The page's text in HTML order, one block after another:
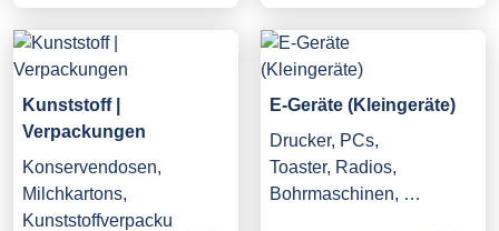
Kunststoff |
Verpackungen
Konservendosen,
Milchkartons,
Kunststoffverpacku
E-Geräte (Kleingeräte)
Drucker, PCs,
Toaster, Radios,
Bohrmaschinen, …